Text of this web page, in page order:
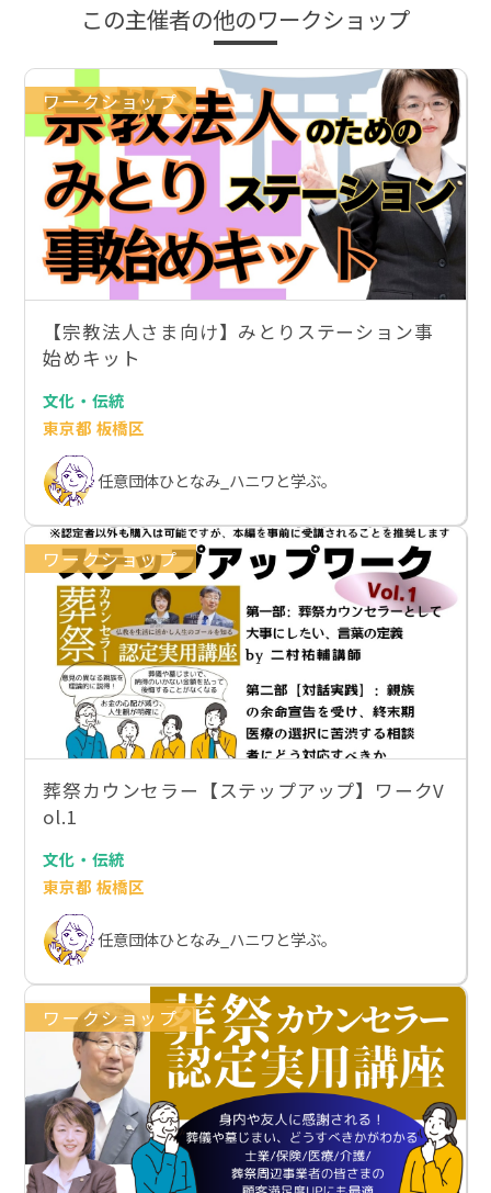
この主催者の他のワークショップ
ワークショップ
【宗教法人さま向け】みとりステーション事
始めキット
文化・伝統
東京都 板橋区
任意団体ひとなみ_ハニワと学ぶ。
ワークショップ
葬祭カウンセラー【ステップアップ】ワークV
ol.1
文化・伝統
東京都 板橋区
任意団体ひとなみ_ハニワと学ぶ。
ワークショップ